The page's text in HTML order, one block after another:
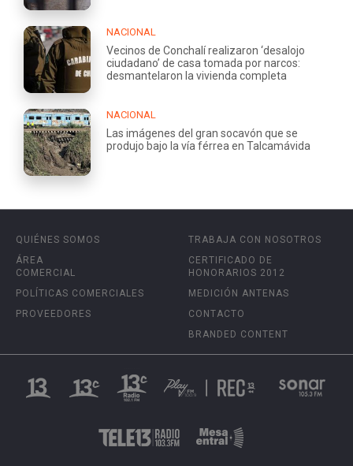
NACIONAL
Vecinos de Conchalí realizaron ‘desalojo
ciudadano’ de casa tomada por narcos:
desmantelaron la vivienda completa
NACIONAL
Las imágenes del gran socavón que se
produjo bajo la vía férrea en Talcamávida
QUIÉNES SOMOS
ÁREA
COMERCIAL
POLÍTICAS COMERCIALES
PROVEEDORES
TRABAJA CON NOSOTROS
CERTIFICADO DE
HONORARIOS 2012
MEDICIÓN ANTENAS
CONTACTO
BRANDED CONTENT